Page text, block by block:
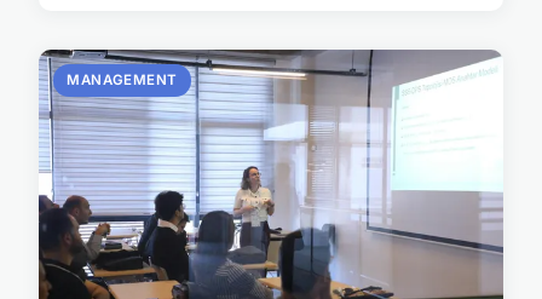
MANAGEMENT